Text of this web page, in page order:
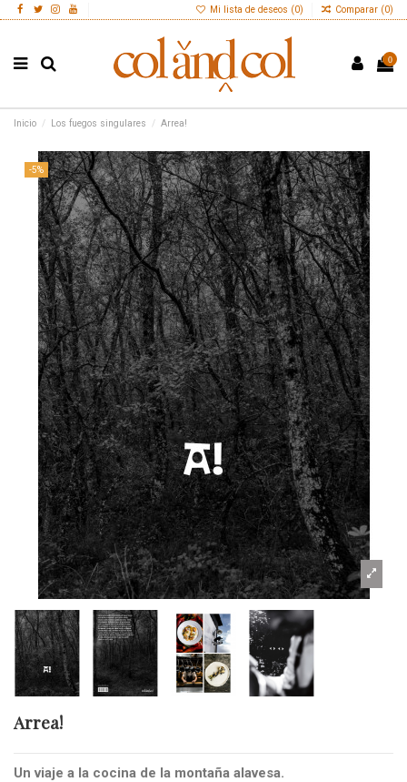
Mi lista de deseos (0) Comparar (0)
0
Inicio Los fuegos singulares Arrea!
-5%
Arrea!
Un viaje a la cocina de la montaña alavesa.